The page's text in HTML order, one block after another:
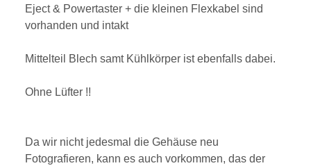
Eject & Powertaster + die kleinen Flexkabel sind
vorhanden und intakt
Mittelteil Blech samt Kühlkörper ist ebenfalls dabei.
Ohne Lüfter !!
Da wir nicht jedesmal die Gehäuse neu
Fotografieren, kann es auch vorkommen, das der